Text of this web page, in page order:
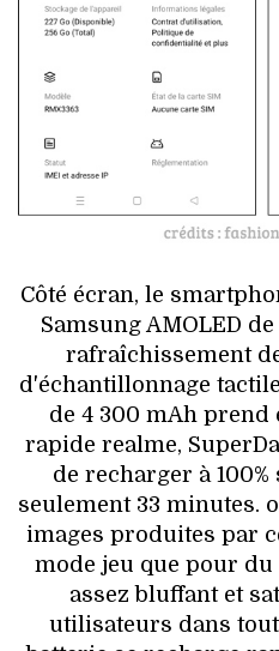
Côté écran, le
Samsung AMOLED
rafraîchissement
d'échantillonnage
de 4 300 mAh prend
rapide realme,
de recharger à
seulement 33 minutes.
images produites par
mode jeu que pour
assez bluffant et
utilisateurs dans